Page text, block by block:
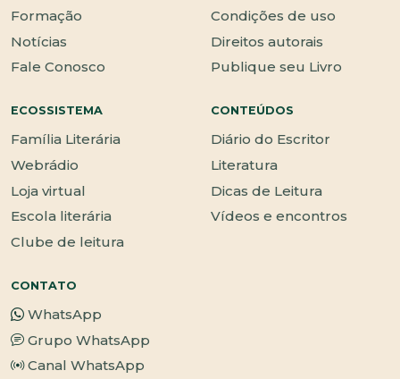
Formação
Notícias
Fale Conosco
Condições de uso
Direitos autorais
Publique seu Livro
ECOSSISTEMA
Família Literária
Webrádio
Loja virtual
Escola literária
Clube de leitura
CONTEÚDOS
Diário do Escritor
Literatura
Dicas de Leitura
Vídeos e encontros
CONTATO
WhatsApp
Grupo WhatsApp
Canal WhatsApp